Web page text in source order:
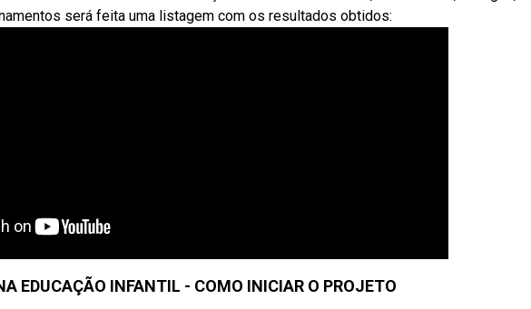
será feita uma listagem com os resultados obtidos:
EDUCAÇÃO INFANTIL - COMO INICIAR O PROJETO